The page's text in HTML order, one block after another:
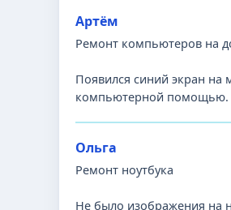
Артём
Ремонт компьютеров на
Появился синий экран
компьютерной помощью.
Ольга
Ремонт ноутбука
Не было изображения на